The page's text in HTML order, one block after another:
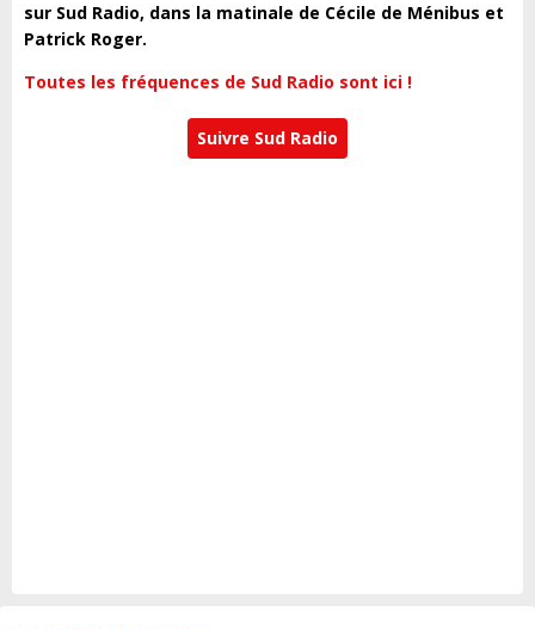
sur Sud Radio, dans la matinale de Cécile de Ménibus et
Patrick Roger.
Toutes les fréquences de Sud Radio sont ici !
Suivre Sud Radio